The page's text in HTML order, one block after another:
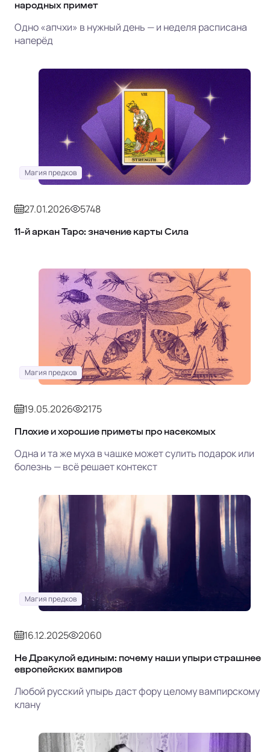
народных примет
Одно «апчхи» в нужный день — и неделя расписана
наперёд
Магия предков
27.01.2026 5748
11‑й аркан Таро: значение карты Сила
Магия предков
19.05.2026 2175
Плохие и хорошие приметы про насекомых
Одна и та же муха в чашке может сулить подарок или
болезнь — всё решает контекст
Магия предков
16.12.2025 2060
Не Дракулой единым: почему наши упыри страшнее
европейских вампиров
Любой русский упырь даст фору целому вампирскому
клану